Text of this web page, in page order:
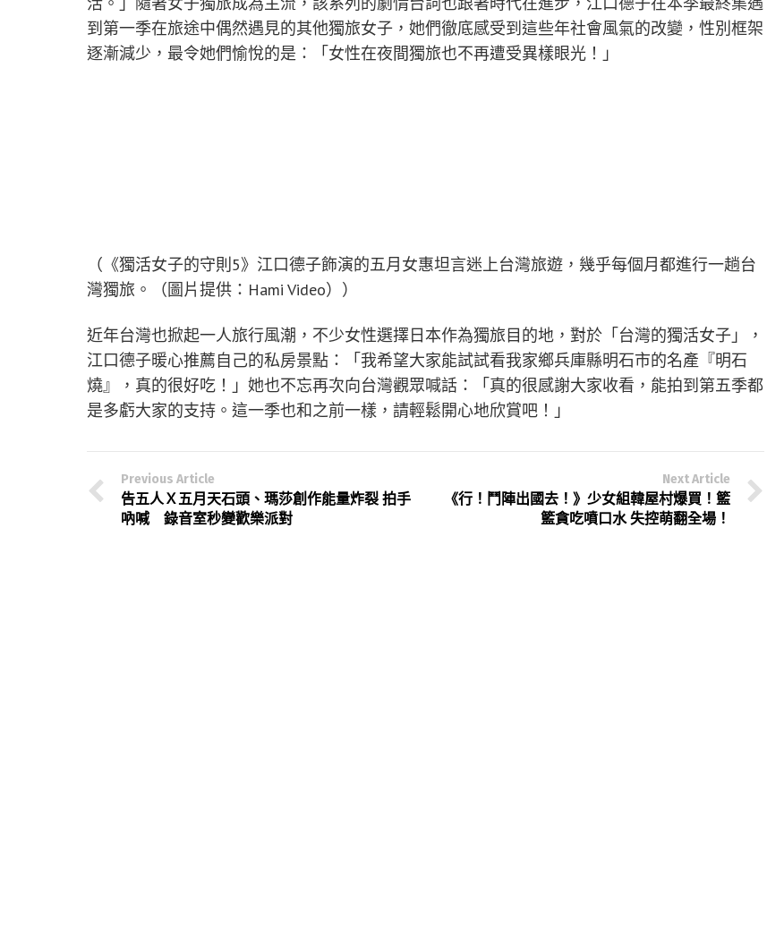
到第一季在旅途中偶然遇見的其他獨旅女子，她們徹底感受到這些年社會風氣的改變，性別框架
逐漸減少，最令她們愉悅的是：「女性在夜間獨旅也不再遭受異樣眼光！」
（《獨活女子的守則5》江口德子飾演的五月女惠坦言迷上台灣旅遊，幾乎每個月都進行一趟台
灣獨旅。（圖片提供：Hami Video））
近年台灣也掀起一人旅行風潮，不少女性選擇日本作為獨旅目的地，對於「台灣的獨活女子」，
江口德子暖心推薦自己的私房景點：「我希望大家能試試看我家鄉兵庫縣明石市的名產『明石
燒』，真的很好吃！」她也不忘再次向台灣觀眾喊話：「真的很感謝大家收看，能拍到第五季都
是多虧大家的支持。這一季也和之前一樣，請輕鬆開心地欣賞吧！」
Previous Article
告五人Ｘ五月天石頭、瑪莎創作能量炸裂 拍手
吶喊 錄音室秒變歡樂派對
Next Article
《行！鬥陣出國去！》少女組韓屋村爆買！籃
籃貪吃噴口水 失控萌翻全場！